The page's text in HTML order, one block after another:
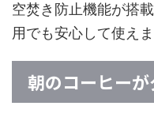
空焚き防止機能が搭
用でも安心して使えま
朝のコーヒー